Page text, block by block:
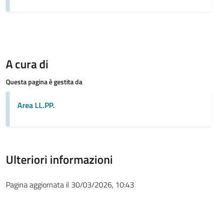
A cura di
Questa pagina è gestita da
Area LL.PP.
Ulteriori informazioni
Pagina aggiornata il 30/03/2026, 10:43